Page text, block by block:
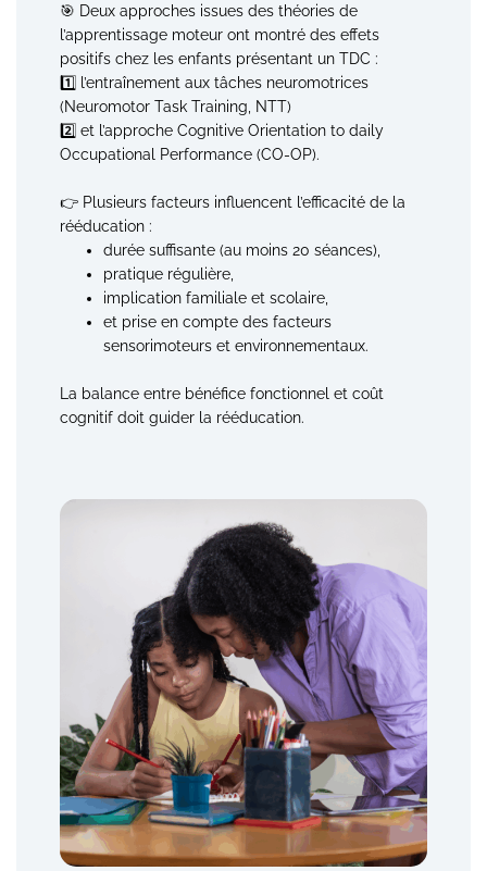
🎯 Deux approches issues des théories de
l’apprentissage moteur ont montré des effets
positifs chez les enfants présentant un TDC :
1️⃣ l’entraînement aux tâches neuromotrices
(Neuromotor Task Training, NTT)
2️⃣ et l’approche Cognitive Orientation to daily
Occupational Performance (CO-OP).
👉 Plusieurs facteurs influencent l’efficacité de la
rééducation :
durée suffisante (au moins 20 séances),
pratique régulière,
implication familiale et scolaire,
et prise en compte des facteurs
sensorimoteurs et environnementaux.
La balance entre bénéfice fonctionnel et coût
cognitif doit guider la rééducation.